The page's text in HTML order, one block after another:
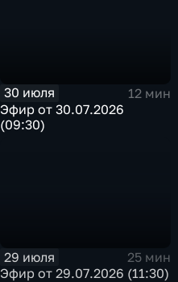
30 июля
12 мин
Эфир от 30.07.2026
(09:30)
29 июля
25 мин
Эфир от 29.07.2026 (11:30)